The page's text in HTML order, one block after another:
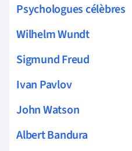
Psychologues célèbres
Wilhelm Wundt
Sigmund Freud
Ivan Pavlov
John Watson
Albert Bandura